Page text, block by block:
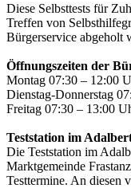
Diese Selbsttests für
Treffen von
Bürgerservice abgeholt
Öffnungszeiten der
Montag 07:30 – 12:00
Dienstag-Donnerstag
Freitag 07:30 – 13:00
Teststation im
Die Teststation im
Marktgemeinde
Testtermine. An diesen